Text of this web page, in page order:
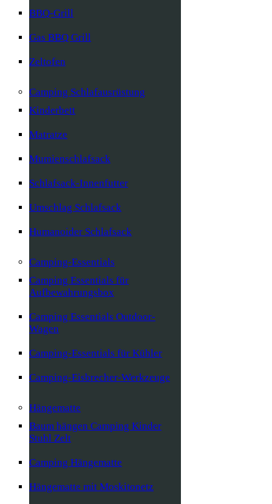
BBQ-Grill
Gas BBQ Grill
Zeltofen
Camping Schlafausrüstung
Kinderbett
Matratze
Mumienschlafsack
Schlafsack-Innenfutter
Umschlag Schlafsack
Humanoider Schlafsack
Camping-Essentials
Camping Essentials für
Aufbewahrungsbox
Camping Essentials Outdoor-
Wagen
Camping-Essentials für Kühler
Camping-Eisbrecher-Werkzeuge
Hängematte
Baum hängen Camping Kinder
Stuhl Zelt
Camping Hängematte
Hängematte mit Moskitonetz